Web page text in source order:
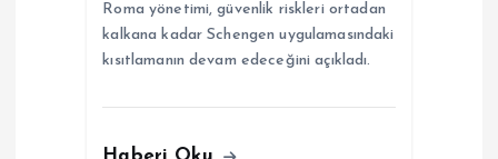
Roma yönetimi, güvenlik riskleri ortadan
kalkana kadar Schengen uygulamasındaki
kısıtlamanın devam edeceğini açıkladı.